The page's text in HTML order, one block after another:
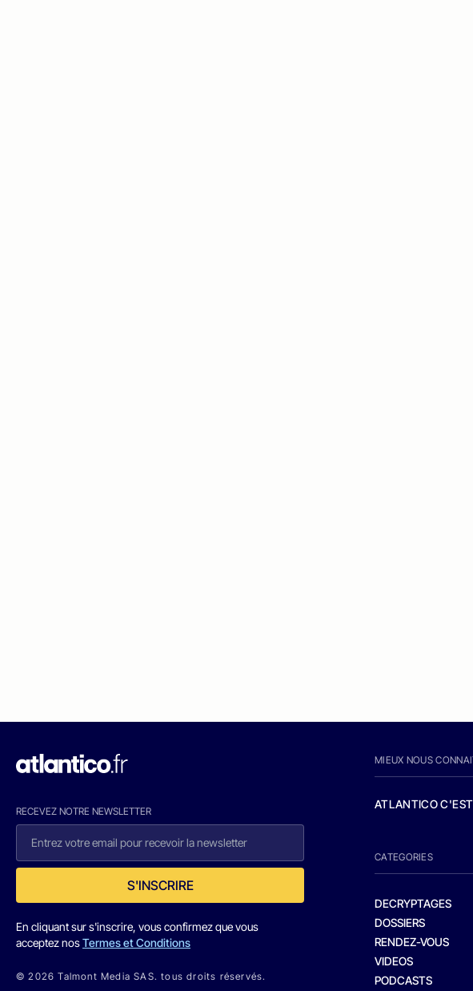
RECEVEZ NOTRE NEWSLETTER
S'INSCRIRE
En cliquant sur s'inscrire, vous confirmez que vous
acceptez nosTermes et Conditions
© 2026 Talmont Media SAS. tous droits réservés.
MIEUX NOUS
ATLANTICO
CATEGORIES
DECRYPTAGES
DOSSIERS
RENDEZ-VOUS
VIDEOS
PODCASTS